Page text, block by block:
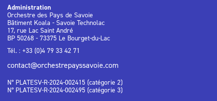
Administration
Orchestre des Pays de Savoie
Bâtiment Koala - Savoie Technolac
17, rue Lac Saint André
BP 50268 - 73375 Le Bourget-du-Lac
Tél. : +33 (0)4 79 33 42 71
contact@orchestrepayssavoie.com
N° PLATESV-R-2024-002415 (catégorie 2)
N° PLATESV-R-2024-002495 (catégorie 3)